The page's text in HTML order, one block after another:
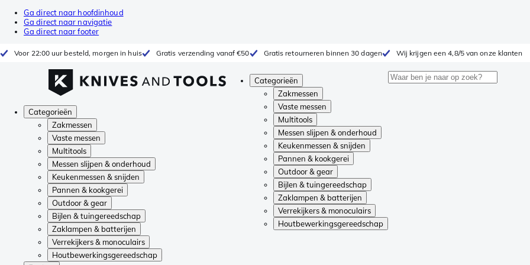
Ga direct naar hoofdinhoud
Ga direct naar navigatie
Ga direct naar footer
Voor 22:00 uur besteld, morgen in huis Gratis verzending vanaf €50 Gratis retourneren binnen 30 dagen Wij krijgen een 4,8/5 van onze klanten
Categorieën
Zakmessen
Vaste messen
Multitools
Messen slijpen & onderhoud
Keukenmessen & snijden
Pannen & kookgerei
Outdoor & gear
Bijlen & tuingereedschap
Zaklampen & batterijen
Verrekijkers & monoculairs
Houtbewerkingsgereedschap
Categorieën
Zakmessen
Vaste messen
Multitools
Messen slijpen & onderhoud
Keukenmessen & snijden
Pannen & kookgerei
Outdoor & gear
Bijlen & tuingereedschap
Zaklampen & batterijen
Verrekijkers & monoculairs
Houtbewerkingsgereedschap